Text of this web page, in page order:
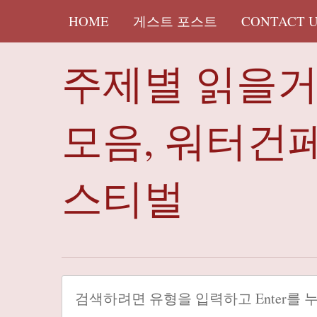
HOME 게스트 포스트 CONTACT
주제별 읽을
모음, 워터건
스티벌